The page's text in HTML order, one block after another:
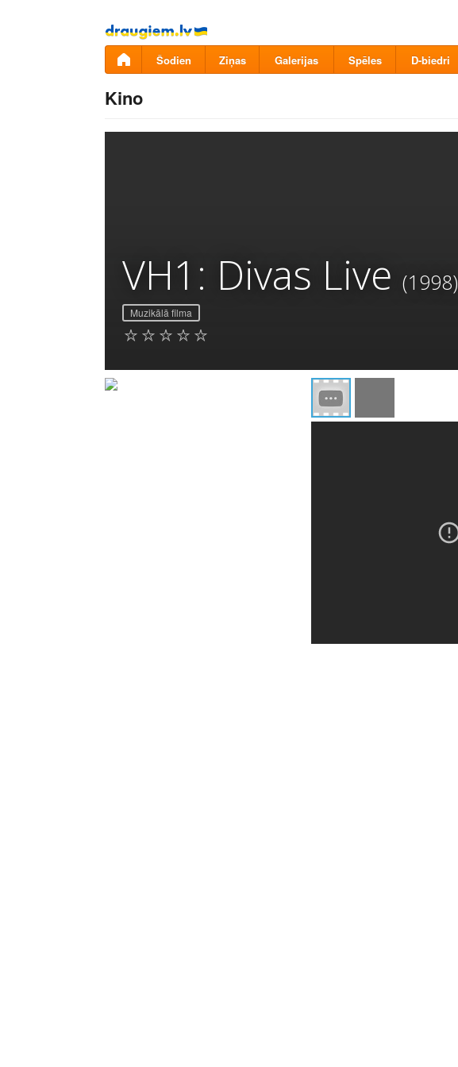
Pāriet
uz
saturu
Šodien Ziņas Galerijas Spēles D-biedri
Kino
VH1: Divas Live (1998)
Muzikālā filma